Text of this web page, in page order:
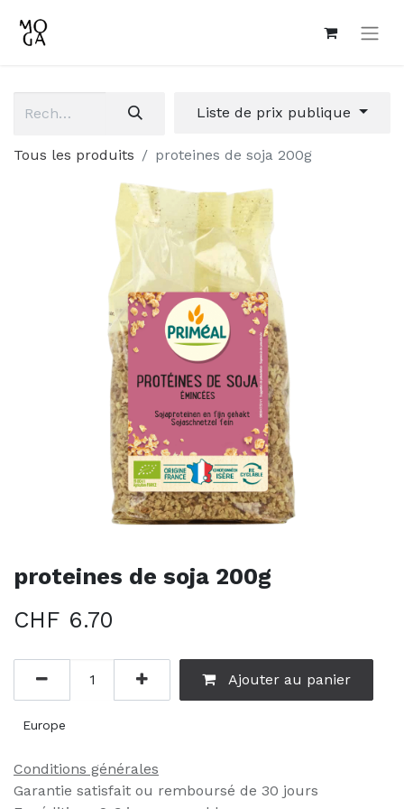
Liste de prix publique
Tous les produits proteines de soja 200g
proteines de soja 200g
CHF 6.70
Ajouter au panier
Europe
Conditions générales
Garantie satisfait ou remboursé de 30 jours